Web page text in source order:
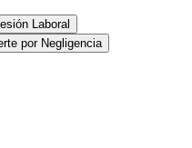
Laboral
por Negligencia